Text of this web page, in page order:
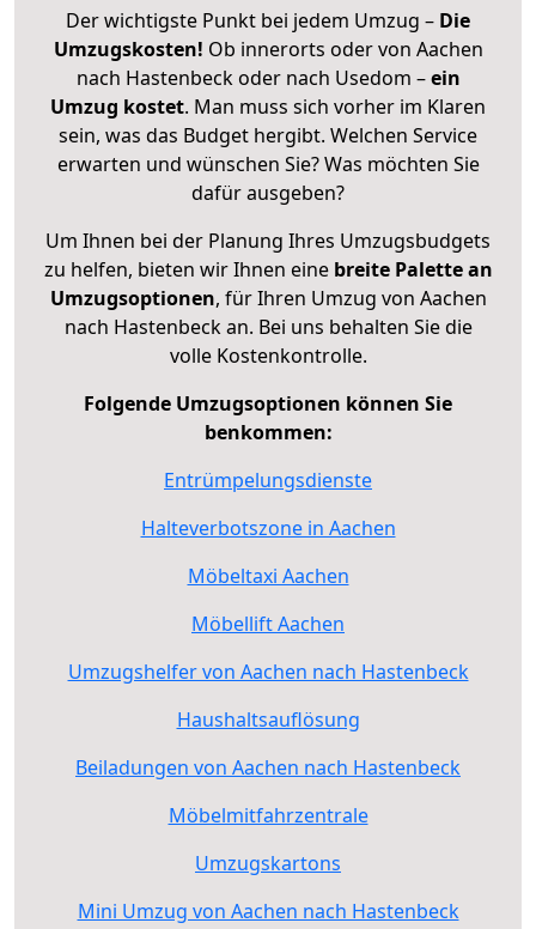
Der wichtigste Punkt bei jedem Umzug – Die
Umzugskosten! Ob innerorts oder von Aachen
nach Hastenbeck oder nach Usedom –ein
Umzug kostet. Man muss sich vorher im Klaren
sein, was das Budget hergibt. Welchen Service
erwarten und wünschen Sie? Was möchten Sie
dafür ausgeben?
Um Ihnen bei der Planung Ihres Umzugsbudgets
zu helfen, bieten wir Ihnen eine breite Palette an
Umzugsoptionen, für Ihren Umzug von Aachen
nach Hastenbeck an. Bei uns behalten Sie die
volle Kostenkontrolle.
Folgende Umzugsoptionen können Sie
benkommen:
Entrümpelungsdienste
Halteverbotszone in Aachen
Möbeltaxi Aachen
Möbellift Aachen
Umzugshelfer von Aachen nach Hastenbeck
Haushaltsauflösung
Beiladungen von Aachen nach Hastenbeck
Möbelmitfahrzentrale
Umzugskartons
Mini Umzug von Aachen nach Hastenbeck